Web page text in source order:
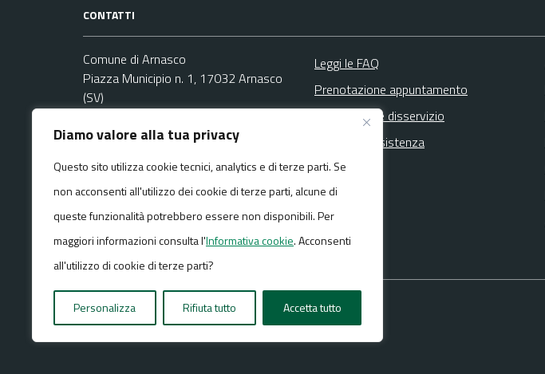
Diamo valore alla tua privacy
Questo sito utilizza cookie tecnici, analytics e di terze parti. Se
non acconsenti all'utilizzo dei cookie di terze parti, alcune di
queste funzionalità potrebbero essere non disponibili. Per
maggiori informazioni consulta l'Informativa cookie. Acconsenti
all'utilizzo di cookie di terze parti?
Personalizza Rifiuta tutto Accetta tutto
CONTATTI
Comune di Arnasco
Piazza Municipio n. 1, 17032 Arnasco
(SV)
Email:info@comunearnasco.it
PEC:comunearnasco@pec.it
Centralino unico: +39 0182 761020
Leggi le FAQ
Prenotazione appuntamento
Segnalazione disservizio
Richiesta assistenza
Media policy Mappa del sito